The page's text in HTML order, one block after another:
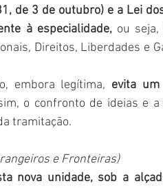
de 3 de outubro) e a Lei
à especialidade, ou seja,
Direitos, Liberdades e
embora legítima, evita
o confronto de ideias e a
tramitação.
e Fronteiras)
nova unidade, sob a